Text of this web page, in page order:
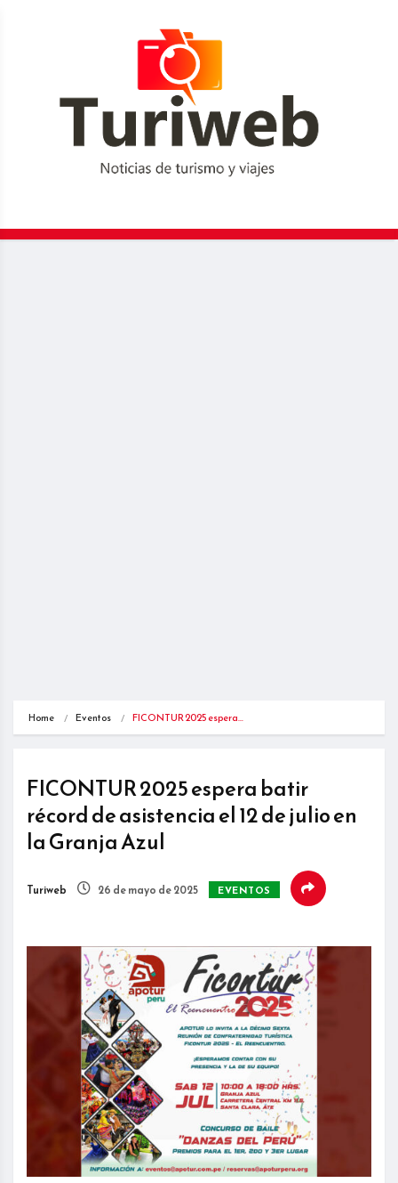
Home Eventos FICONTUR 2025 espera…
FICONTUR 2025 espera batir
récord de asistencia el 12 de julio en
la Granja Azul
Turiweb 26 de mayo de 2025 EVENTOS